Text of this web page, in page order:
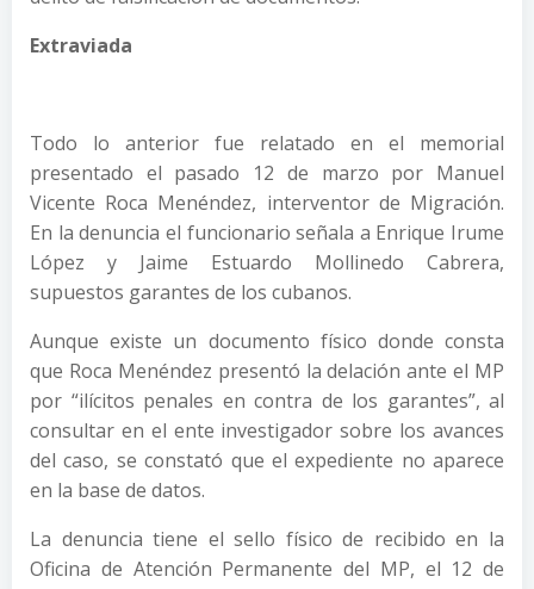
Extraviada
Todo lo anterior fue relatado en el memorial
presentado el pasado 12 de marzo por Manuel
Vicente Roca Menéndez, interventor de Migración.
En la denuncia el funcionario señala a Enrique Irume
López y Jaime Estuardo Mollinedo Cabrera,
supuestos garantes de los cubanos.
Aunque existe un documento físico donde consta
que Roca Menéndez presentó la delación ante el MP
por “ilícitos penales en contra de los garantes”, al
consultar en el ente investigador sobre los avances
del caso, se constató que el expediente no aparece
en la base de datos.
La denuncia tiene el sello físico de recibido en la
Oficina de Atención Permanente del MP, el 12 de